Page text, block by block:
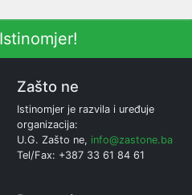
Zašto ne
Istinomjer je razvila i uređuje
organizacija:
U.G. Zašto ne, info@zastone.ba
Tel/Fax: +387 33 61 84 61